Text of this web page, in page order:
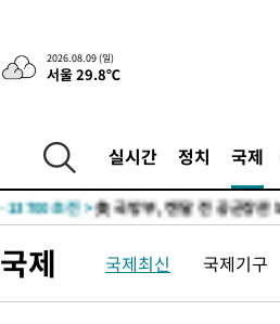
2026.08.09 (일)
서울 29.8℃
실시간 정치 국제
-28245초 전 >'여긴 20도, 저긴 50도'…열
차'
-27716초 전 >콜롬비아 신임 우파 대통령
-18518초 전 >
이군이 불법 군시설 건설한
-15636초 전 >
-13700초 전 >美 국방부, 켄달 전 공군장관
-13644초 전 >
“美 이란전 무기 소진…북한
-28245초 전 >'여긴 20도, 저긴 50도'…열
국제 국제최신 국제기구